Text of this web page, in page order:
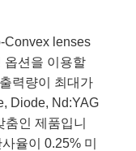
Convex lenses
옵션을 이용할
력량이 최대가
Diode, Nd:YAG
인 제품입니
율이 0.25% 미